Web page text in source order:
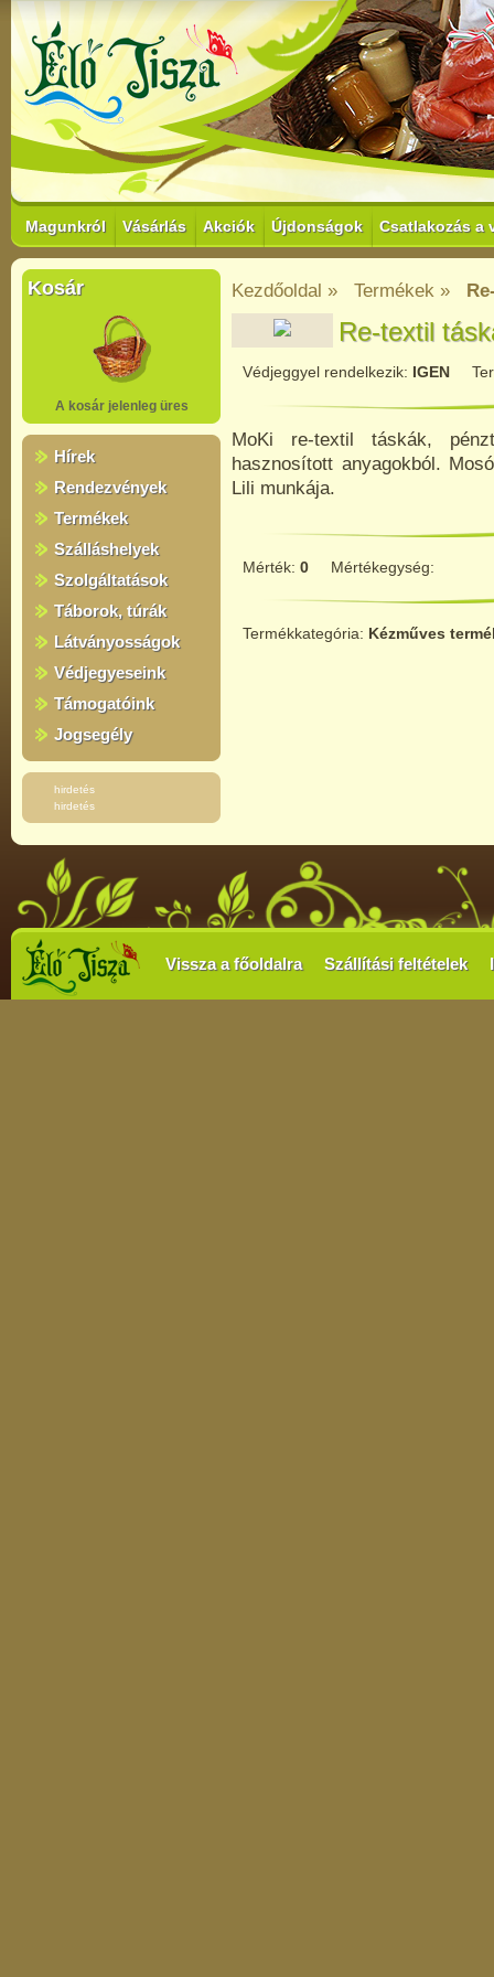
Magunkról Vásárlás Akciók Újdonságok Csatlakozás a
Kosár
A kosár jelenleg üres
Hírek
Rendezvények
Termékek
Szálláshelyek
Szolgáltatások
Táborok, túrák
Látványosságok
Védjegyeseink
Támogatóink
Jogsegély
hirdetés
hirdetés
Kezdőoldal » Termékek »
Re-textil
Védjeggyel rendelkezik: IGEN
MoKi re-textil táskák,
hasznosított anyagokból.
Lili munkája.
Mérték: 0 Mértékegység:
Termékkategória: Kézműves
Vissza a főoldalra Szállítási feltételek